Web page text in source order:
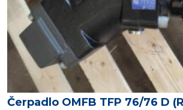
Čerpadlo OMFB TFP 76/76 D